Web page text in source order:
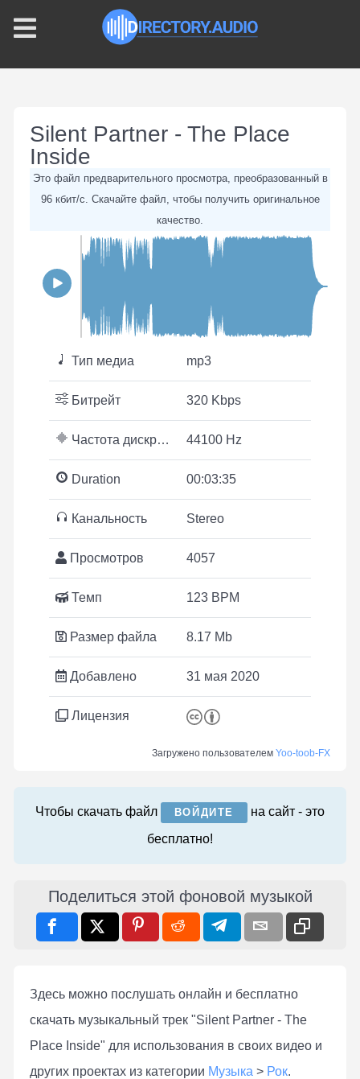
Silent Partner - The Place
Inside
Это файл предварительного просмотра, преобразованный в
96 кбит/с. Скачайте файл, чтобы получить оригинальное
качество.
Тип медиа mp3
Битрейт 320 Kbps
Частота дискретизации 44100 Hz
Duration 00:03:35
Канальность Stereo
Просмотров 4057
Темп 123 BPM
Размер файла 8.17 Mb
Добавлено 31 мая 2020
Лицензия
Загружено пользователем Yoo-toob-FX
Чтобы скачать файл ВОЙДИТЕ
на сайт - это
бесплатно!
Поделиться этой фоновой музыкой
Здесь можно послушать онлaйн и бесплатно
скачать музыкальный трек "Silent Partner - The
Place Inside" для использования в своих видео и
других проектах из категории Музыка > Рок.